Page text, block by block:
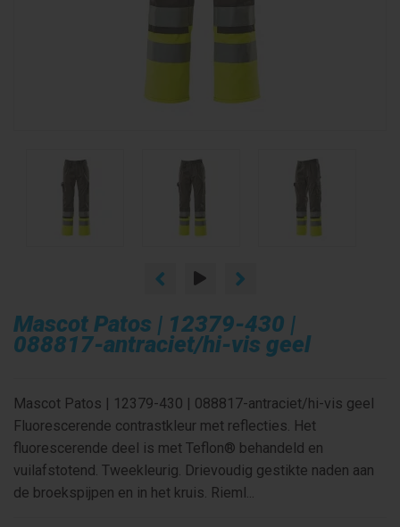
Mascot Patos | 12379-430 |
088817-antraciet/hi-vis geel
Mascot Patos | 12379-430 | 088817-antraciet/hi-vis geel
Fluorescerende contrastkleur met reflecties. Het
fluorescerende deel is met Teflon® behandeld en
vuilafstotend. Tweekleurig. Drievoudig gestikte naden aan
de broekspijpen en in het kruis. Rieml...